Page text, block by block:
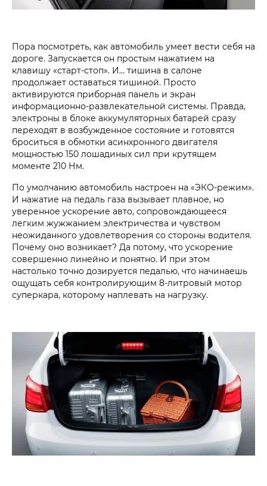
Пора посмотреть, как автомобиль умеет вести себя на
дороге. Запускается он простым нажатием на
клавишу «старт-стоп». И… тишина в салоне
продолжает оставаться тишиной. Просто
активируются приборная панель и экран
информационно-развлекательной системы. Правда,
электроны в блоке аккумуляторных батарей сразу
переходят в возбужденное состояние и готовятся
броситься в обмотки асинхронного двигателя
мощностью 150 лошадиных сил при крутящем
моменте 210 Нм.
По умолчанию автомобиль настроен на «ЭКО-режим».
И нажатие на педаль газа вызывает плавное, но
уверенное ускорение авто, сопровождающееся
легким жужжанием электричества и чувством
неожиданного удовлетворения со стороны водителя.
Почему оно возникает? Да потому, что ускорение
совершенно линейно и понятно. И при этом
настолько точно дозируется педалью, что начинаешь
ощущать себя контролирующим 8-литровый мотор
суперкара, которому наплевать на нагрузку.